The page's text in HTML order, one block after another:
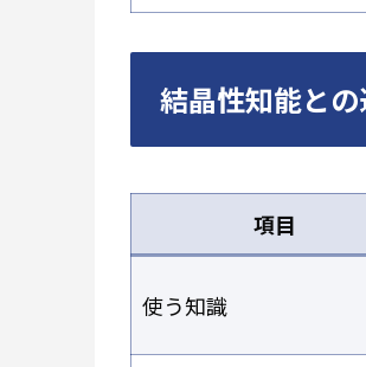
結晶性知能との
項目
使う知識